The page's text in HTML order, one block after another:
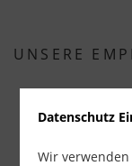
UNSERE
%
Datenschutz
Wir